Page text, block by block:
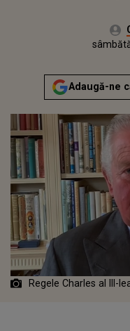
vineri, 9 septembrie 2022
Adaugă-ne
Regele Charles al III-